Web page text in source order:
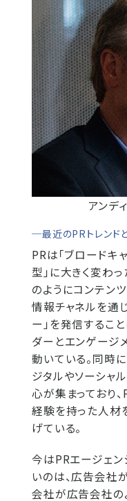
アンデ
─最近のPRトレンドと
PRは「ブロードキ
型」に大きく変わ
のようにコンテン
情報チャネルを通
ー」を発信するこ
ダーとエンゲージ
動いている。同時
ジタルやソーシャ
心が集まっており
経験を持った人材
げている。
今はPRエージェン
いのは、広告会社
会社が広告会社の